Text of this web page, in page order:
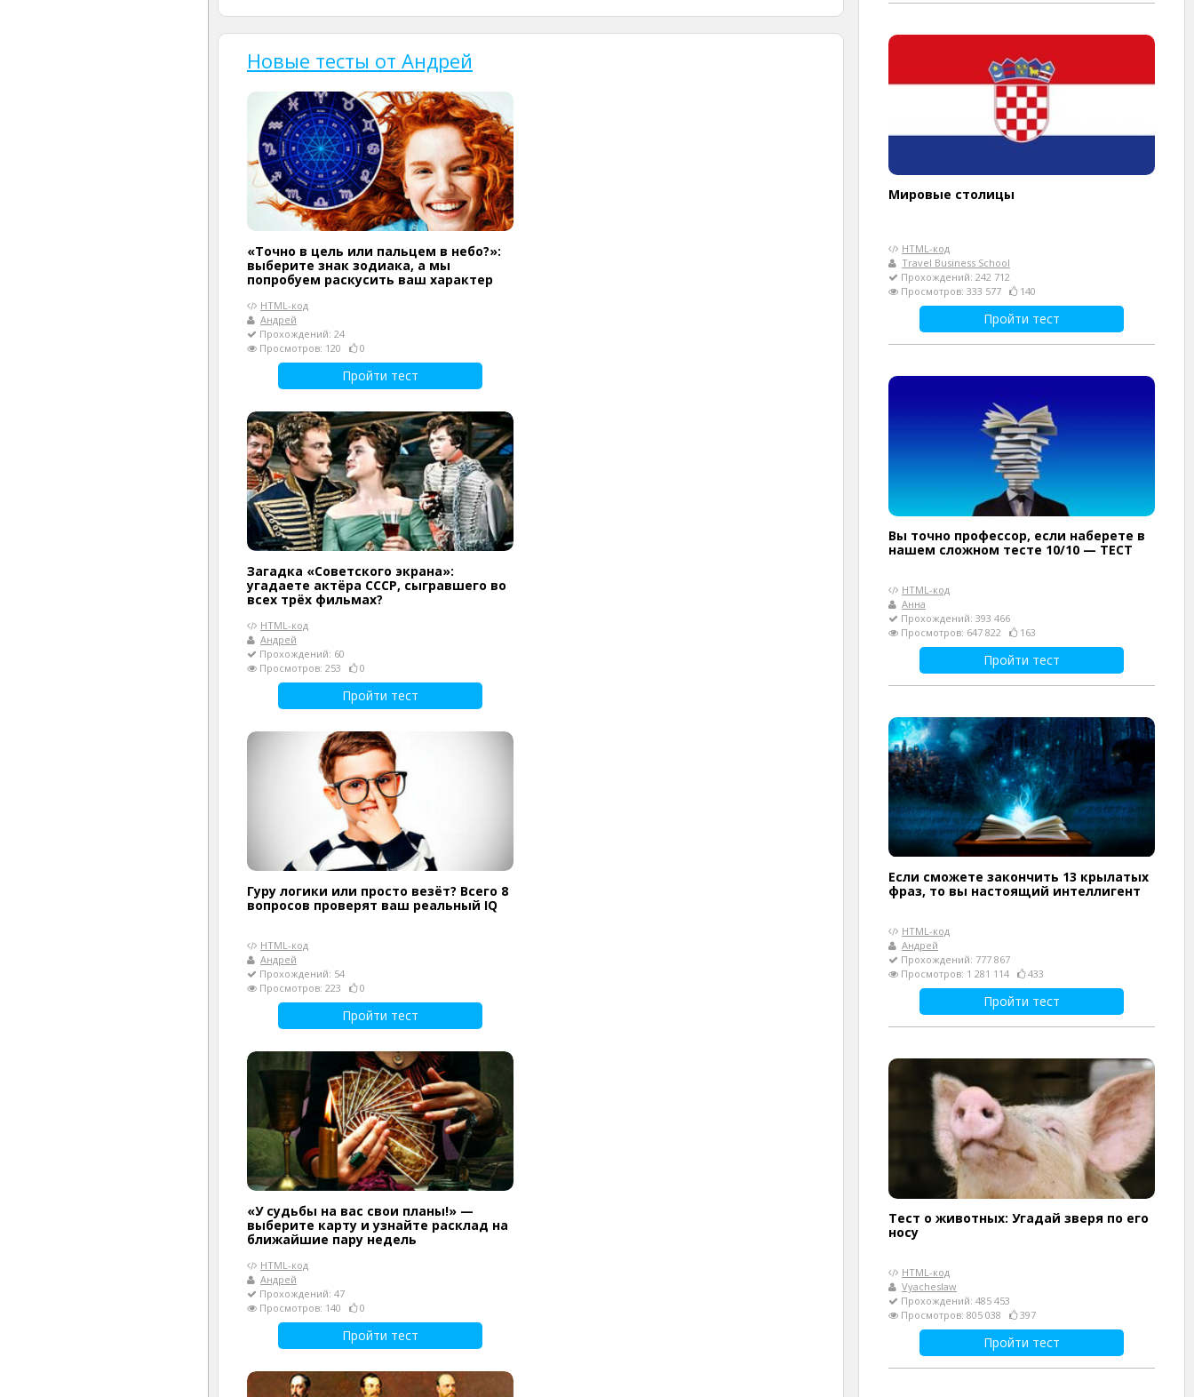
Новые тесты от Андрей
«Точно в цель или пальцем в небо?»:
выберите знак зодиака, а мы
попробуем раскусить ваш характер
HTML-код
Андрей
Прохождений: 24
Просмотров: 120
0
Пройти тест
Загадка «Советского экрана»:
угадаете актёра СССР, сыгравшего во
всех трёх фильмах?
HTML-код
Андрей
Прохождений: 60
Просмотров: 253
0
Пройти тест
Гуру логики или просто везёт? Всего 8
вопросов проверят ваш реальный IQ
HTML-код
Андрей
Прохождений: 54
Просмотров: 223
0
Пройти тест
«У судьбы на вас свои планы!» —
выберите карту и узнайте расклад на
ближайшие пару недель
HTML-код
Андрей
Прохождений: 47
Просмотров: 140
0
Пройти тест
Мировые столицы
HTML-код
Travel Business School
Прохождений: 242 712
Просмотров: 333 577
140
Пройти тест
Вы точно профессор, если наберете в
нашем сложном тесте 10/10 — ТЕСТ
HTML-код
Анна
Прохождений: 393 466
Просмотров: 647 822
163
Пройти тест
Если сможете закончить 13 крылатых
фраз, то вы настоящий интеллигент
HTML-код
Андрей
Прохождений: 777 867
Просмотров: 1 281 114
433
Пройти тест
Тест о животных: Угадай зверя по его
носу
HTML-код
Vyacheslaw
Прохождений: 485 453
Просмотров: 805 038
397
Пройти тест